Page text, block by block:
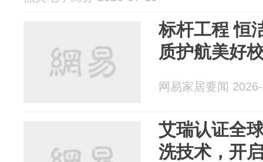
标杆工程 恒洁入驻顶尖学府，品
质护航美好
网易家居要闻
艾瑞认证全
洗技术，开